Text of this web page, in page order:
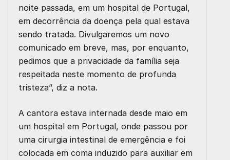
noite passada, em um hospital de Portugal,
em decorrência da doença pela qual estava
sendo tratada. Divulgaremos um novo
comunicado em breve, mas, por enquanto,
pedimos que a privacidade da família seja
respeitada neste momento de profunda
tristeza”, diz a nota.
A cantora estava internada desde maio em
um hospital em Portugal, onde passou por
uma cirurgia intestinal de emergência e foi
colocada em coma induzido para auxiliar em